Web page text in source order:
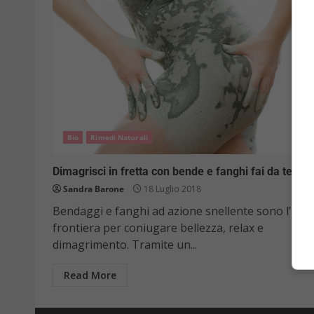
Bio Rimedi Naturali
Dimagrisci in fretta con bende e fanghi fai da te
Sandra Barone 18 Luglio 2018
Bendaggi e fanghi ad azione snellente sono
frontiera per coniugare bellezza, relax e
dimagrimento. Tramite un...
Read More